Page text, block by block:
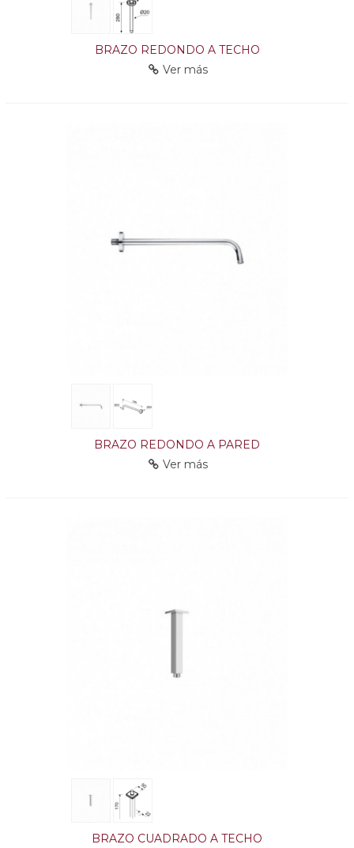
BRAZO REDONDO A TECHO
Ver más
BRAZO REDONDO A PARED
Ver más
BRAZO CUADRADO A TECHO